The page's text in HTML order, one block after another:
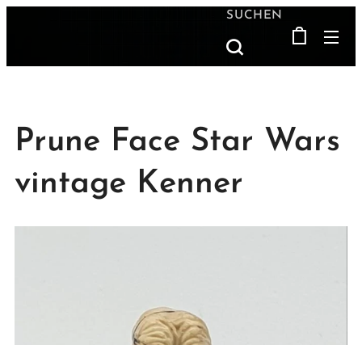
SUCHEN
Prune Face Star Wars
vintage Kenner